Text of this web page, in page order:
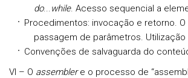
do...while. Acesso sequencial a
Procedimentos: invocação e retorno.
passagem de parâmetros. Utilização
Convenções de salvaguarda do
VI – O assemblere o processo de